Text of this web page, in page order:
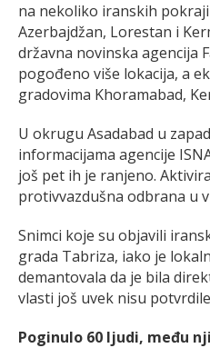
na nekoliko iranskih
Azerbajdžan, Lorestan i
državna novinska agencija
pogođeno više lokacija, a
gradovima Khoramabad,
U okrugu Asadabad u
informacijama agencije
još pet ih je ranjeno.
protivvazdušna odbrana u
Snimci koje su objavili
grada Tabriza, iako je
demantovala da je bila
vlasti još uvek nisu
Poginulo 60 ljudi, među